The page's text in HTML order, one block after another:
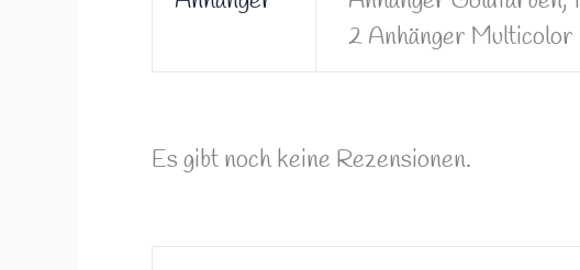
2 Anhänger Multicolor
Es gibt noch keine Rezensionen.